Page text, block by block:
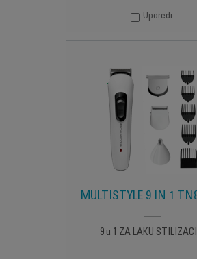
Uporedi
MULTISTYLE 9 IN 1
9 u 1 ZA LAKU